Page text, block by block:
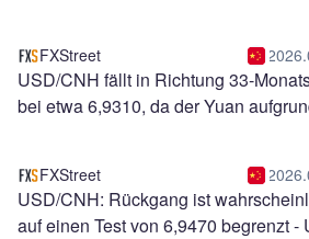
FXStreet
USD/CNH fällt in Richtung 33-
bei etwa 6,9310, da der Yuan
FXStreet
USD/CNH: Rückgang ist
auf einen Test von 6,9470 begrenzt -